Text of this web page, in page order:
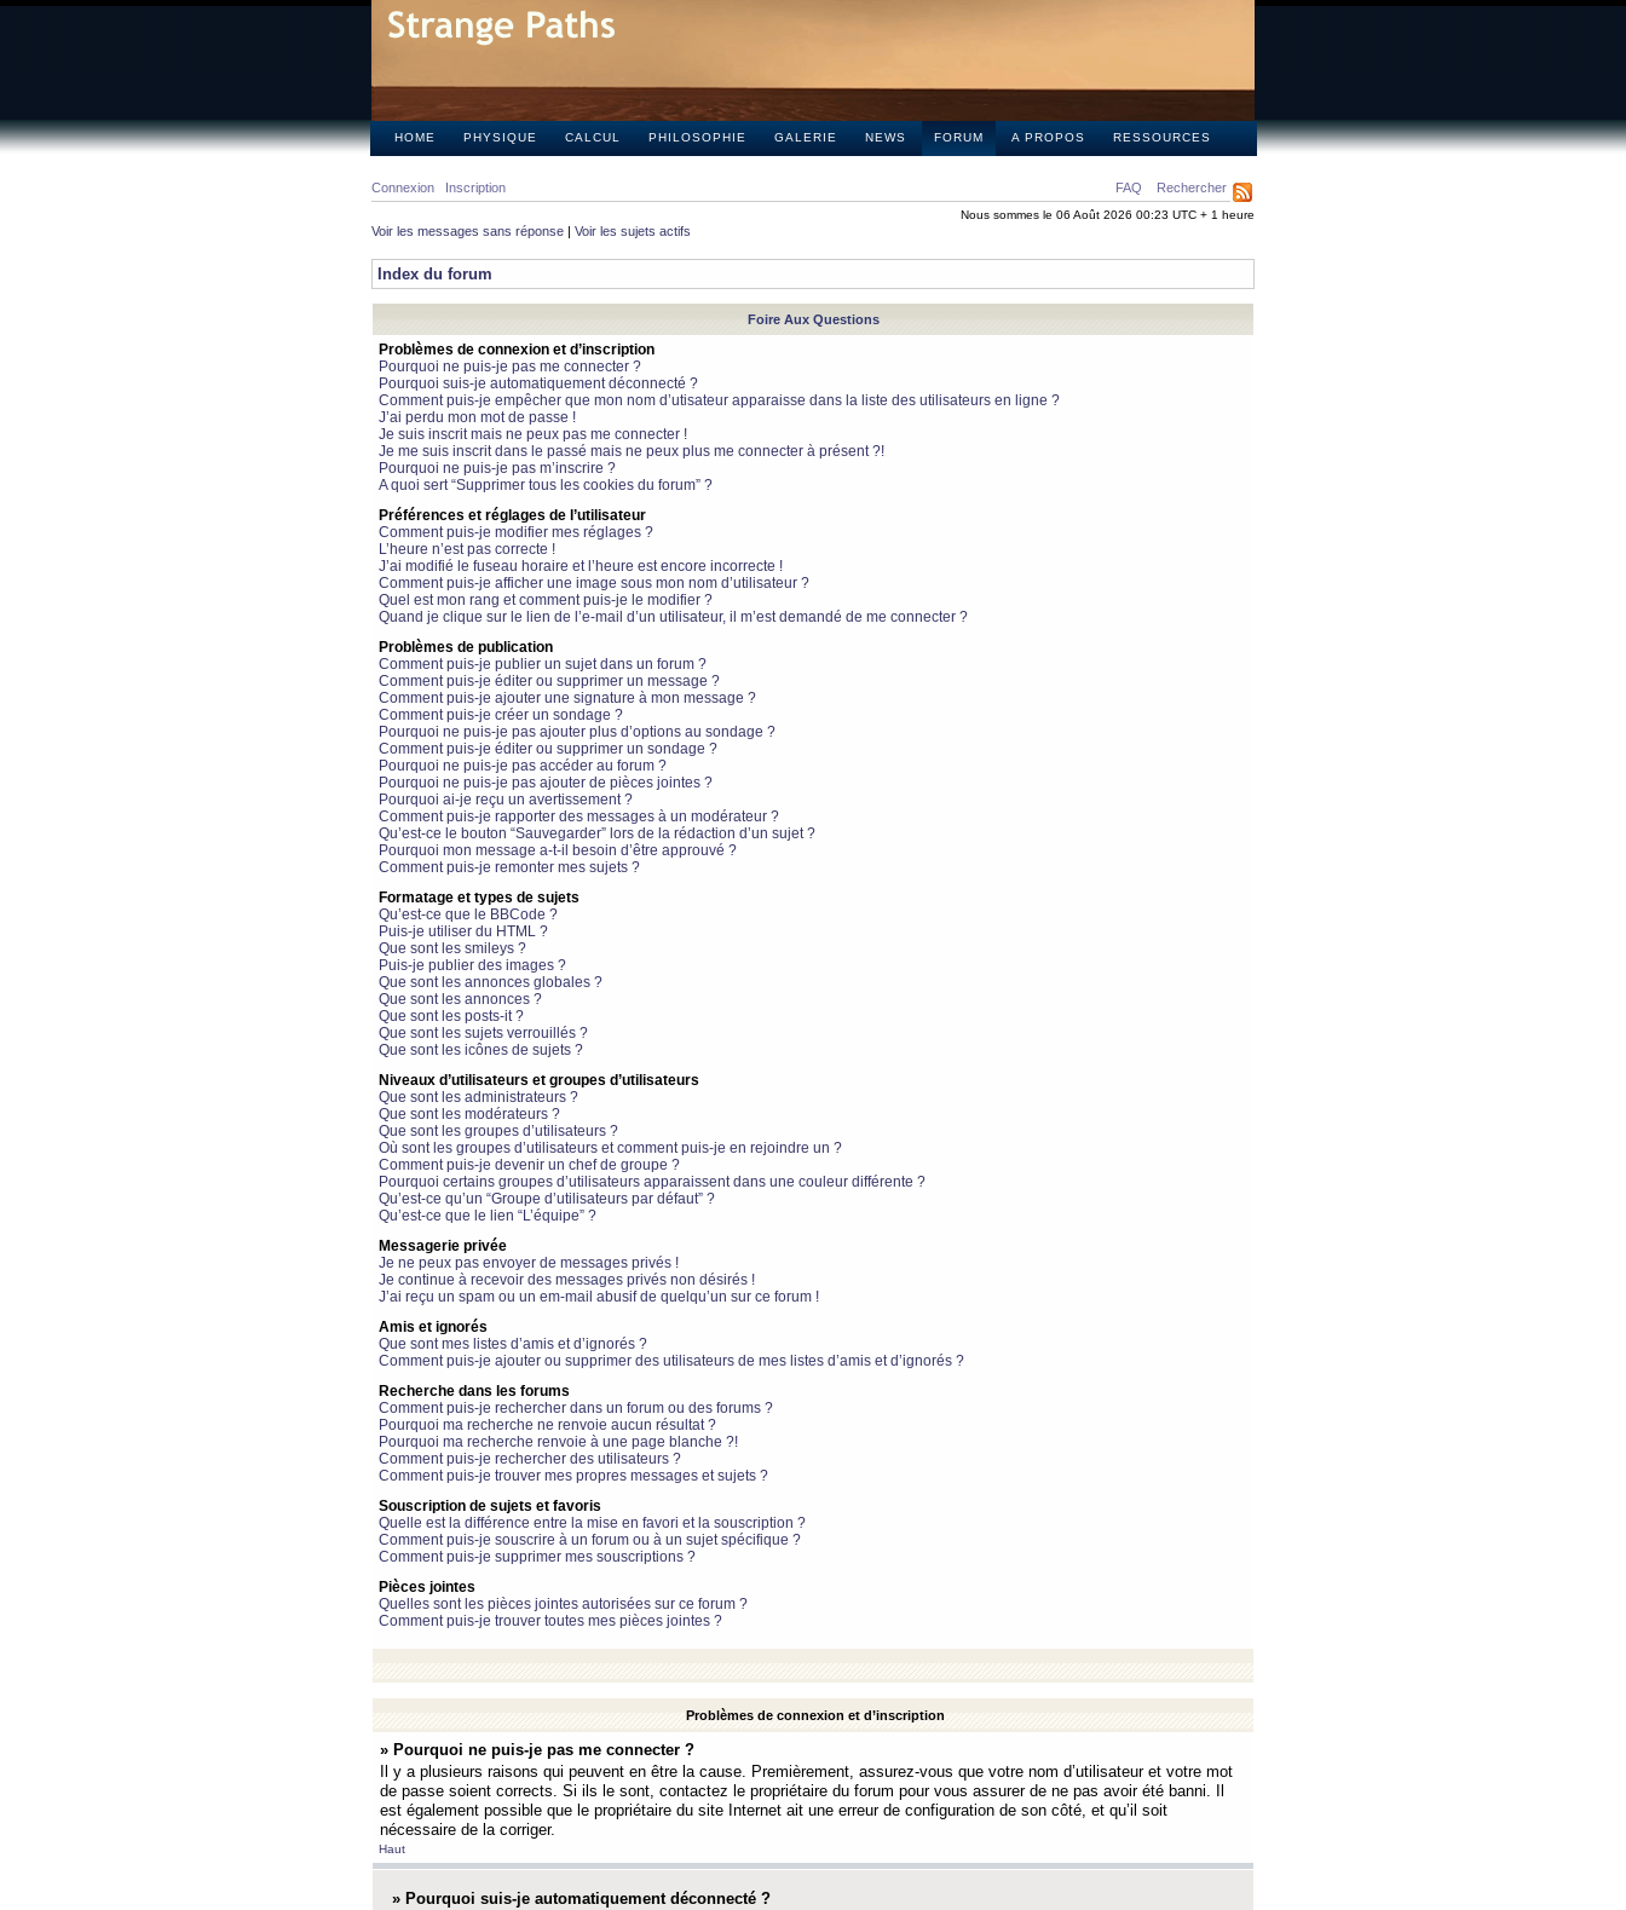
HOME PHYSIQUE CALCUL PHILOSOPHIE GALERIE NEWS FORUM A PROPOS RESSOURCES
FAQ Rechercher
Connexion Inscription
Nous sommes le 06 Août 2026 00:23 UTC + 1 heure
Voir les messages sans réponse | Voir les sujets actifs
Index du forum
Foire Aux Questions
Problèmes de connexion et d’inscription
Pourquoi ne puis-je pas me connecter ?
Pourquoi suis-je automatiquement déconnecté ?
Comment puis-je empêcher que mon nom d’utisateur apparaisse dans la liste des utilisateurs en ligne ?
J’ai perdu mon mot de passe !
Je suis inscrit mais ne peux pas me connecter !
Je me suis inscrit dans le passé mais ne peux plus me connecter à présent ?!
Pourquoi ne puis-je pas m’inscrire ?
A quoi sert “Supprimer tous les cookies du forum” ?
Préférences et réglages de l’utilisateur
Comment puis-je modifier mes réglages ?
L’heure n’est pas correcte !
J’ai modifié le fuseau horaire et l’heure est encore incorrecte !
Comment puis-je afficher une image sous mon nom d’utilisateur ?
Quel est mon rang et comment puis-je le modifier ?
Quand je clique sur le lien de l’e-mail d’un utilisateur, il m’est demandé de me connecter ?
Problèmes de publication
Comment puis-je publier un sujet dans un forum ?
Comment puis-je éditer ou supprimer un message ?
Comment puis-je ajouter une signature à mon message ?
Comment puis-je créer un sondage ?
Pourquoi ne puis-je pas ajouter plus d’options au sondage ?
Comment puis-je éditer ou supprimer un sondage ?
Pourquoi ne puis-je pas accéder au forum ?
Pourquoi ne puis-je pas ajouter de pièces jointes ?
Pourquoi ai-je reçu un avertissement ?
Comment puis-je rapporter des messages à un modérateur ?
Qu’est-ce le bouton “Sauvegarder” lors de la rédaction d’un sujet ?
Pourquoi mon message a-t-il besoin d’être approuvé ?
Comment puis-je remonter mes sujets ?
Formatage et types de sujets
Qu’est-ce que le BBCode ?
Puis-je utiliser du HTML ?
Que sont les smileys ?
Puis-je publier des images ?
Que sont les annonces globales ?
Que sont les annonces ?
Que sont les posts-it ?
Que sont les sujets verrouillés ?
Que sont les icônes de sujets ?
Niveaux d’utilisateurs et groupes d’utilisateurs
Que sont les administrateurs ?
Que sont les modérateurs ?
Que sont les groupes d’utilisateurs ?
Où sont les groupes d’utilisateurs et comment puis-je en rejoindre un ?
Comment puis-je devenir un chef de groupe ?
Pourquoi certains groupes d’utilisateurs apparaissent dans une couleur différente ?
Qu’est-ce qu’un “Groupe d’utilisateurs par défaut” ?
Qu’est-ce que le lien “L’équipe” ?
Messagerie privée
Je ne peux pas envoyer de messages privés !
Je continue à recevoir des messages privés non désirés !
J’ai reçu un spam ou un em-mail abusif de quelqu’un sur ce forum !
Amis et ignorés
Que sont mes listes d’amis et d’ignorés ?
Comment puis-je ajouter ou supprimer des utilisateurs de mes listes d’amis et d’ignorés ?
Recherche dans les forums
Comment puis-je rechercher dans un forum ou des forums ?
Pourquoi ma recherche ne renvoie aucun résultat ?
Pourquoi ma recherche renvoie à une page blanche ?!
Comment puis-je rechercher des utilisateurs ?
Comment puis-je trouver mes propres messages et sujets ?
Souscription de sujets et favoris
Quelle est la différence entre la mise en favori et la souscription ?
Comment puis-je souscrire à un forum ou à un sujet spécifique ?
Comment puis-je supprimer mes souscriptions ?
Pièces jointes
Quelles sont les pièces jointes autorisées sur ce forum ?
Comment puis-je trouver toutes mes pièces jointes ?
Problèmes de connexion et d’inscription
» Pourquoi ne puis-je pas me connecter ?
Il y a plusieurs raisons qui peuvent en être la cause. Premièrement, assurez-vous que votre nom d’utilisateur et votre mot
de passe soient corrects. Si ils le sont, contactez le propriétaire du forum pour vous assurer de ne pas avoir été banni. Il
est également possible que le propriétaire du site Internet ait une erreur de configuration de son côté, et qu’il soit
nécessaire de la corriger.
Haut
» Pourquoi suis-je automatiquement déconnecté ?